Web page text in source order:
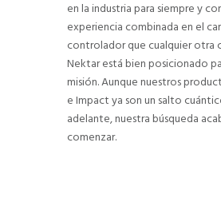
en la industria para siempre y
experiencia combinada en el
controlador que cualquier otra
Nektar está bien posicionado
misión. Aunque nuestros
e Impact ya son un salto
adelante, nuestra búsqueda
comenzar.